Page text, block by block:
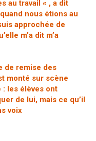
au travail « , a dit
nous étions au
approchée de
m’a dit m’a
de remise des
monté sur scène
: les élèves ont
de lui, mais ce qu’il
voix